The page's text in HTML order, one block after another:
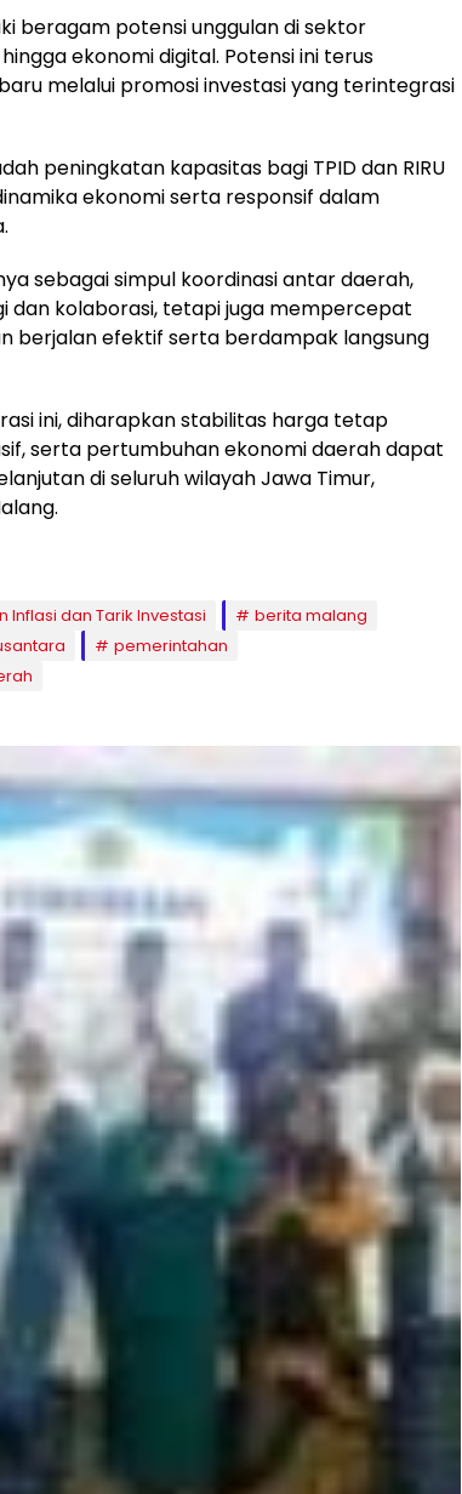
beragam potensi unggulan di sektor
ekonomi digital. Potensi ini terus
melalui promosi investasi yang terintegrasi
peningkatan kapasitas bagi TPID dan RIRU
ekonomi serta responsif dalam
sebagai simpul koordinasi antar daerah,
dan kolaborasi, tetapi juga mempercepat
berjalan efektif serta berdampak langsung
ini, diharapkan stabilitas harga tetap
serta pertumbuhan ekonomi daerah dapat
di seluruh wilayah Jawa Timur,
Inflasi dan Tarik Investasi
berita malang
pemerintahan